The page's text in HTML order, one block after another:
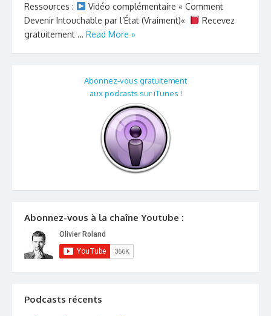
Ressources :
Vidéo complémentaire « Comment
Devenir Intouchable par l’État (Vraiment)«
Recevez
gratuitement … Read More »
Abonnez-vous gratuitement
aux podcasts sur iTunes !
Abonnez-vous à la chaîne Youtube :
Podcasts récents